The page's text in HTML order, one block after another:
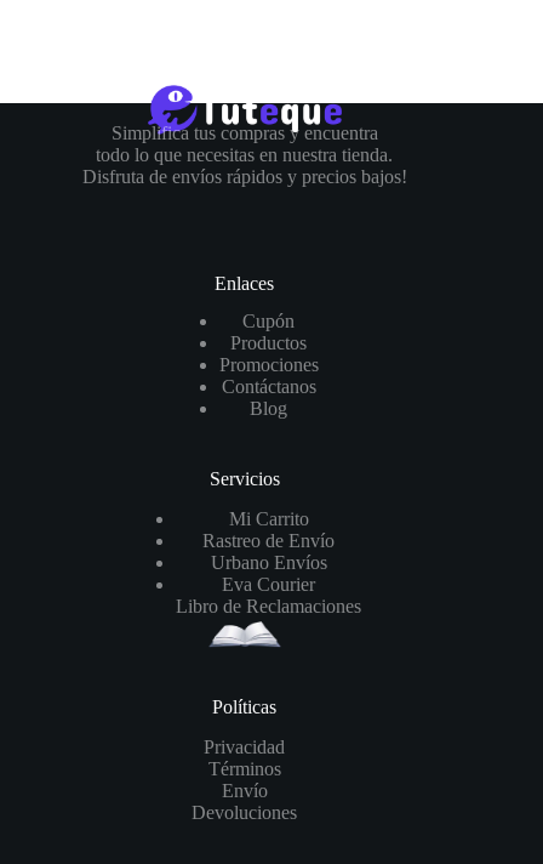
Simplifica tus compras y encuentra
todo lo que necesitas en nuestra tienda.
Disfruta de envíos rápidos y precios bajos!
Enlaces
Cupón
Productos
Promociones
Contáctanos
Blog
Servicios
Mi Carrito
Rastreo de Envío
Urbano Envíos
Eva Courier
Libro de Reclamaciones
Políticas
Privacidad
Términos
Envío
Devoluciones